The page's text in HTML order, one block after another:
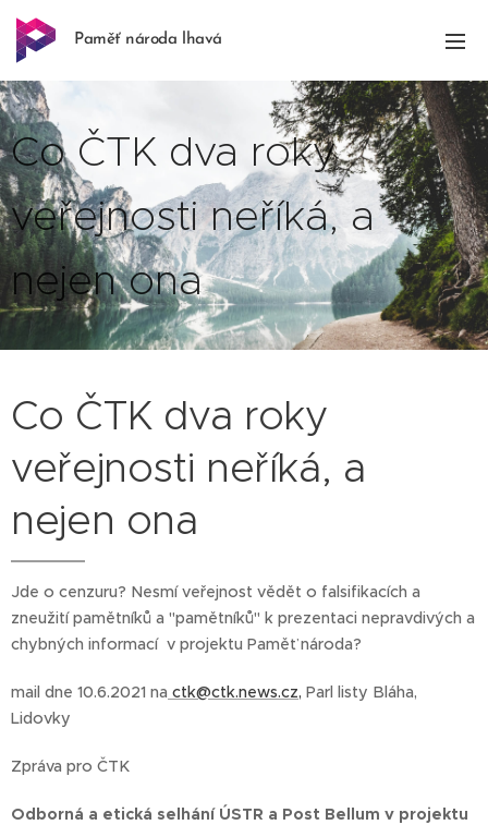
Paměť národa lhavá
Co ČTK dva roky
veřejnosti neříká, a
nejen ona
Co ČTK dva roky
veřejnosti neříká, a
nejen ona
Jde o cenzuru? Nesmí veřejnost vědět o falsifikacích a
zneužití pamětníků a "pamětníků" k prezentaci nepravdivých a
chybných informací v projektu Paměť národa?
mail dne 10.6.2021 na ctk@ctk.news.cz, Parl listy Bláha,
Lidovky
Zpráva pro ČTK
Odborná a etická selhání ÚSTR a Post Bellum v projektu